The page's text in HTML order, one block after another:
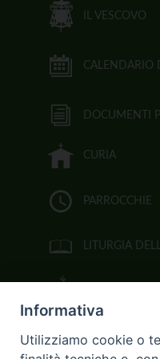
IL VESCOVO
CALENDARIO
DOCUMENTI
CURIA
PARROCCHIE
LITURGIA
Informativa
Utilizziamo cookie o